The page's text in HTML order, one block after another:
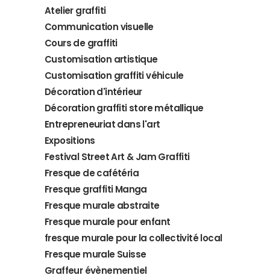
Atelier graffiti
Communication visuelle
Cours de graffiti
Customisation artistique
Customisation graffiti véhicule
Décoration d'intérieur
Décoration graffiti store métallique
Entrepreneuriat dans l'art
Expositions
Festival Street Art & Jam Graffiti
Fresque de cafétéria
Fresque graffiti Manga
Fresque murale abstraite
Fresque murale pour enfant
fresque murale pour la collectivité local
Fresque murale Suisse
Graffeur évènementiel